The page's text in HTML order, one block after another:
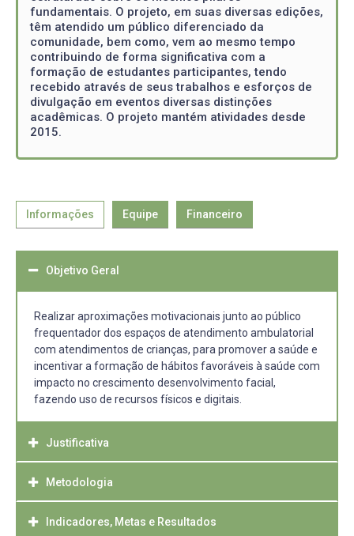
fundamentais. O projeto, em suas diversas edições,
têm atendido um público diferenciado da
comunidade, bem como, vem ao mesmo tempo
contribuindo de forma significativa com a
formação de estudantes participantes, tendo
recebido através de seus trabalhos e esforços de
divulgação em eventos diversas distinções
acadêmicas. O projeto mantém atividades desde
2015.
Informações Equipe Financeiro
Objetivo Geral
Realizar aproximações motivacionais junto ao público
frequentador dos espaços de atendimento ambulatorial
com atendimentos de crianças, para promover a saúde e
incentivar a formação de hábitos favoráveis à saúde com
impacto no crescimento desenvolvimento facial,
fazendo uso de recursos físicos e digitais.
Justificativa
A Faculdade de Odontologia da UFPel atende uma parcela
significativa das demandas em saúde bucal da cidade de
Pelotas e região, especialmente considerando o público
Metodologia
O projeto será desenvolvido através de três eixos
Indicadores, Metas e Resultados